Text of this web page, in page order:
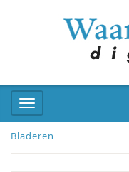
Bladeren